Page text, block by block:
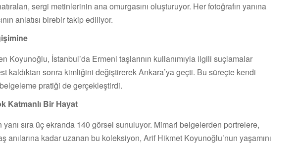
sergi metinlerinin ana omurgasını oluşturuyor. Her fotoğrafın yanına
anlatısı birebir takip ediliyor.
Koyunoğlu, İstanbul’da Ermeni taşlarının kullanımıyla ilgili suçlamalar
kaldıktan sonra kimliğini değiştirerek Ankara’ya geçti. Bu süreçte kendi
pratiği de gerçekleştirdi.
Katmanlı Bir Hayat
yanı sıra üç ekranda 140 görsel sunuluyor. Mimari belgelerden portrelere,
anılarına kadar uzanan bu koleksiyon, Arif Hikmet Koyunoğlu’nun yaşamını